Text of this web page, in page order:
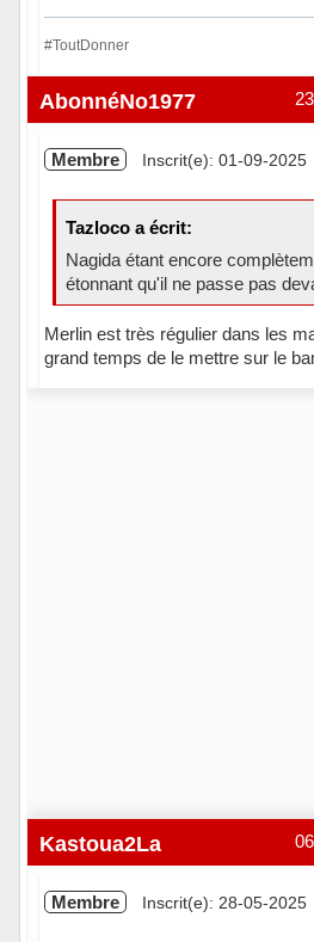
#ToutDonner
Hors ligne
AbonnéNo1977
Membre Inscrit(e): 01-09-2025
Tazloco a écrit:
Nagida étant encore
étonnant qu'il ne passe pas
Merlin est très régulier dans les
grand temps de le mettre sur le
Kastoua2La
Membre Inscrit(e): 28-05-2025